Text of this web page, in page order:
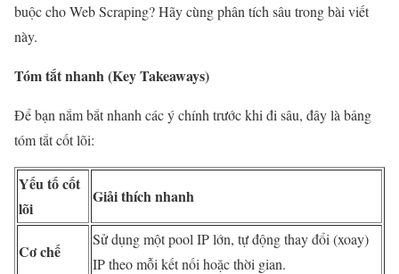
buộc cho Web Scraping? Hãy cùng phân tích sâu trong bài viết
này.
Tóm tắt nhanh (Key Takeaways)
Để bạn nắm bắt nhanh các ý chính trước khi đi sâu, đây là bảng
tóm tắt cốt lõi:
Yếu tố cốt
lõi
Giải thích nhanh
Cơ chế
Sử dụng một pool IP lớn, tự động thay đổi (xoay)
IP theo mỗi kết nối hoặc thời gian.